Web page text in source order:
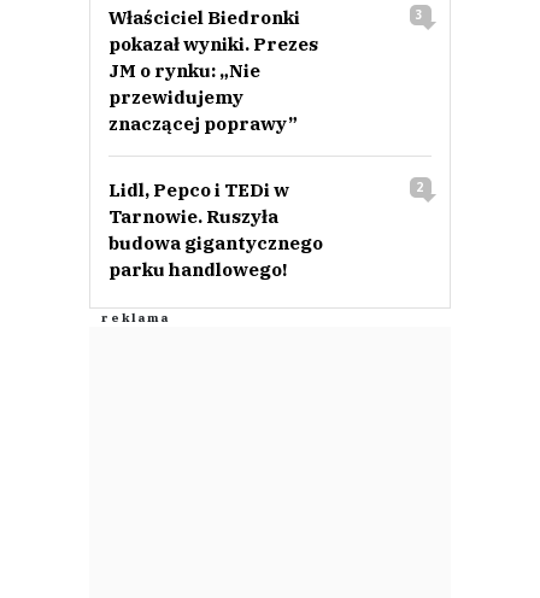
Właściciel Biedronki
pokazał wyniki. Prezes
JM o rynku: „Nie
przewidujemy
znaczącej poprawy”
3
Lidl, Pepco i TEDi w
Tarnowie. Ruszyła
budowa gigantycznego
parku handlowego!
2